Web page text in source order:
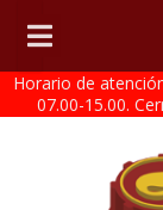
Horario de
07.00-15.00.